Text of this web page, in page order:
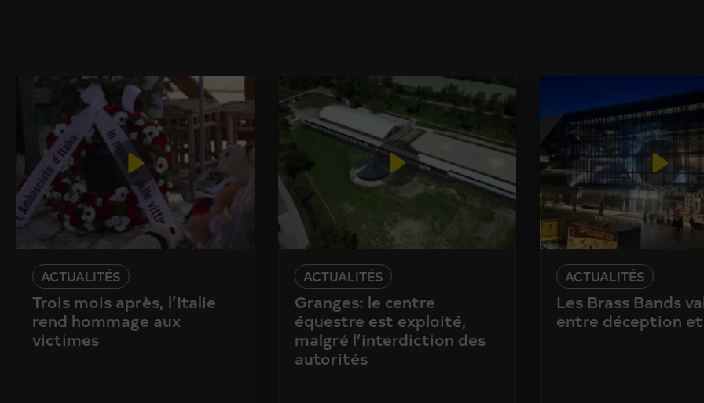
ACTUALITÉS
Trois mois après, l’Italie
rend hommage aux
victimes
ACTUALITÉS
Granges: le centre
équestre est exploité,
malgré l’interdiction des
autorités
ACTUALITÉS
Les Brass Bands
entre déception